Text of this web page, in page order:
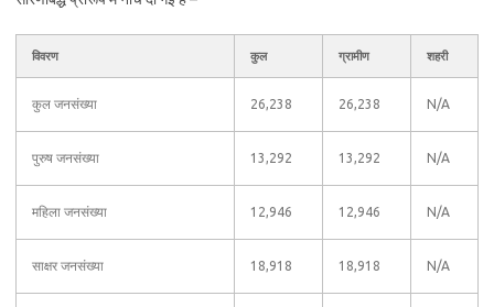
विवरण कुल ग्रामीण शहरी
कुल जनसंख्या 26,238 26,238 N/A
पुरुष जनसंख्या 13,292 13,292 N/A
महिला जनसंख्या 12,946 12,946 N/A
साक्षर जनसंख्या 18,918 18,918 N/A